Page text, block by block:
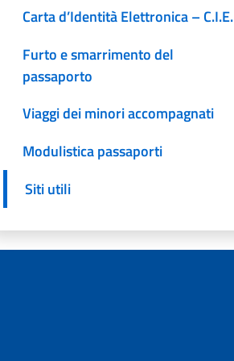
Carta d’Identità Elettronica – C.I.E.
Furto e smarrimento del
passaporto
Viaggi dei minori accompagnati
Modulistica passaporti
Siti utili